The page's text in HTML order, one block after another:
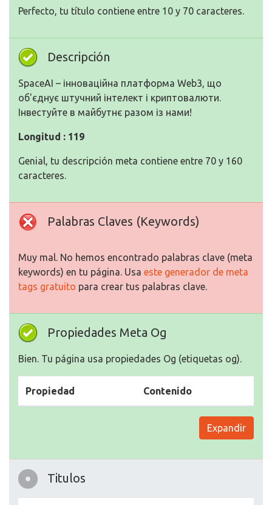
Perfecto, tu título contiene entre 10 y 70 caracteres.
Descripción
SpaceAI – інноваційна платформа Web3, що
об'єднує штучний інтелект і криптовалюти.
Інвестуйте в майбутнє разом із нами!
Longitud : 119
Genial, tu descripción meta contiene entre 70 y 160
caracteres.
Palabras Claves (Keywords)
Muy mal. No hemos encontrado palabras clave (meta
keywords) en tu página. Usa este generador de meta
tags gratuito para crear tus palabras clave.
Propiedades Meta Og
Bien. Tu página usa propiedades Og (etiquetas og).
Propiedad Contenido
Expandir
Titulos